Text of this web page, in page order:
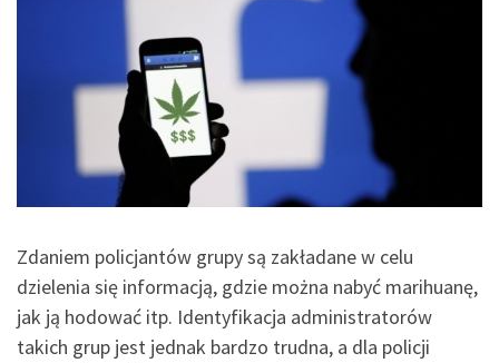
Zdaniem policjantów grupy są zakładane w celu
dzielenia się informacją, gdzie można nabyć marihuanę,
jak ją hodować itp. Identyfikacja administratorów
takich grup jest jednak bardzo trudna, a dla policji